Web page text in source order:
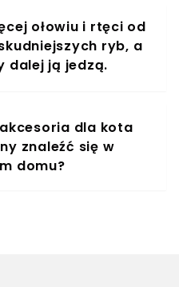
ołowiu i rtęci od
ryb, a
dalej ją jedzą.
dla kota
znaleźć się w
domu?